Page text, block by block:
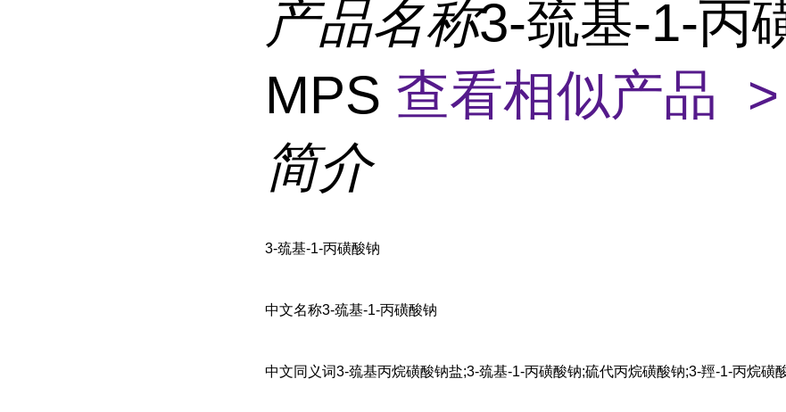
产品名称3-巯基-1-丙
MPS 查看相似产品 >
简介
3-巯基-1-丙磺酸钠
中文名称3-巯基-1-丙磺酸钠
中文同义词3-巯基丙烷磺酸钠盐;3-巯基-1-丙磺酸钠;硫代丙烷磺酸钠;3-羥-1-丙烷磺